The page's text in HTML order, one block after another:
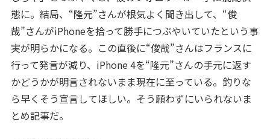
態に。結局、“隆元”さんが根気よく聞き出して、“俊
哉”さんがiPhoneを拾って勝手につぶやいていたという事
実が明らかになる。この直後に“俊哉”さんはフランスに
行って発言が減り、iPhone 4を“隆元”さんの手元に返す
かどうかが明言されないまま現在に至っている。釣りな
ら早くそう宣言してほしい。そう願わずにいられないま
とめ記事だ。